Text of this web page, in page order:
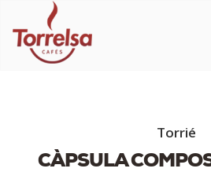
Torrié
CÀPSULA